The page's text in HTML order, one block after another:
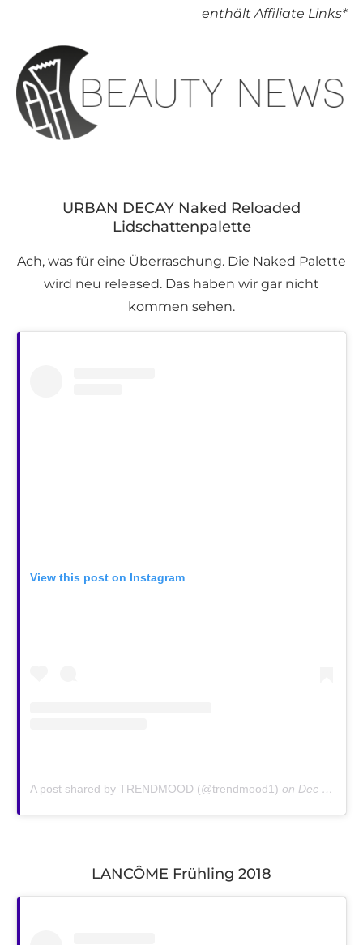
enthält Affiliate Links*
URBAN DECAY Naked Reloaded
Lidschattenpalette
Ach, was für eine Überraschung. Die Naked Palette
wird neu released. Das haben wir gar nicht
kommen sehen.
View this post on Instagram
A post shared by TRENDMOOD (@trendmood1) on Dec 26, 2018 at 3:31pm PST
LANCÔME Frühling 2018